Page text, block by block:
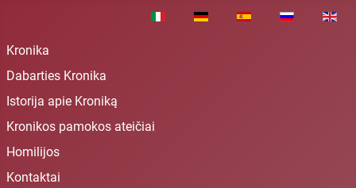
Pasirinkite savo kalbą
Kronika
Dabarties Kronika
Istorija apie Kroniką
Kronikos pamokos ateičiai
Homilijos
Kontaktai